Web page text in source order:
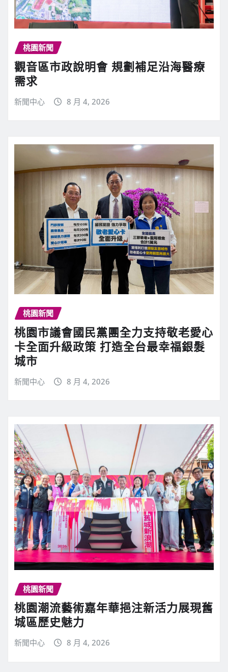
桃園新聞
觀音區市政說明會 規劃補足沿海醫療
需求
新聞中心 8 月 4, 2026
桃園新聞
桃園市議會國民黨團全力支持敬老愛心
卡全面升級政策 打造全台最幸福銀髮
城市
新聞中心 8 月 4, 2026
桃園新聞
桃園潮流藝術嘉年華挹注新活力展現舊
城區歷史魅力
新聞中心 8 月 4, 2026